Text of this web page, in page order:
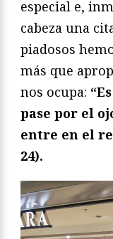
especial e,
cabeza una
piadosos
más que
nos ocupa:
pase por el
entre en el
24).